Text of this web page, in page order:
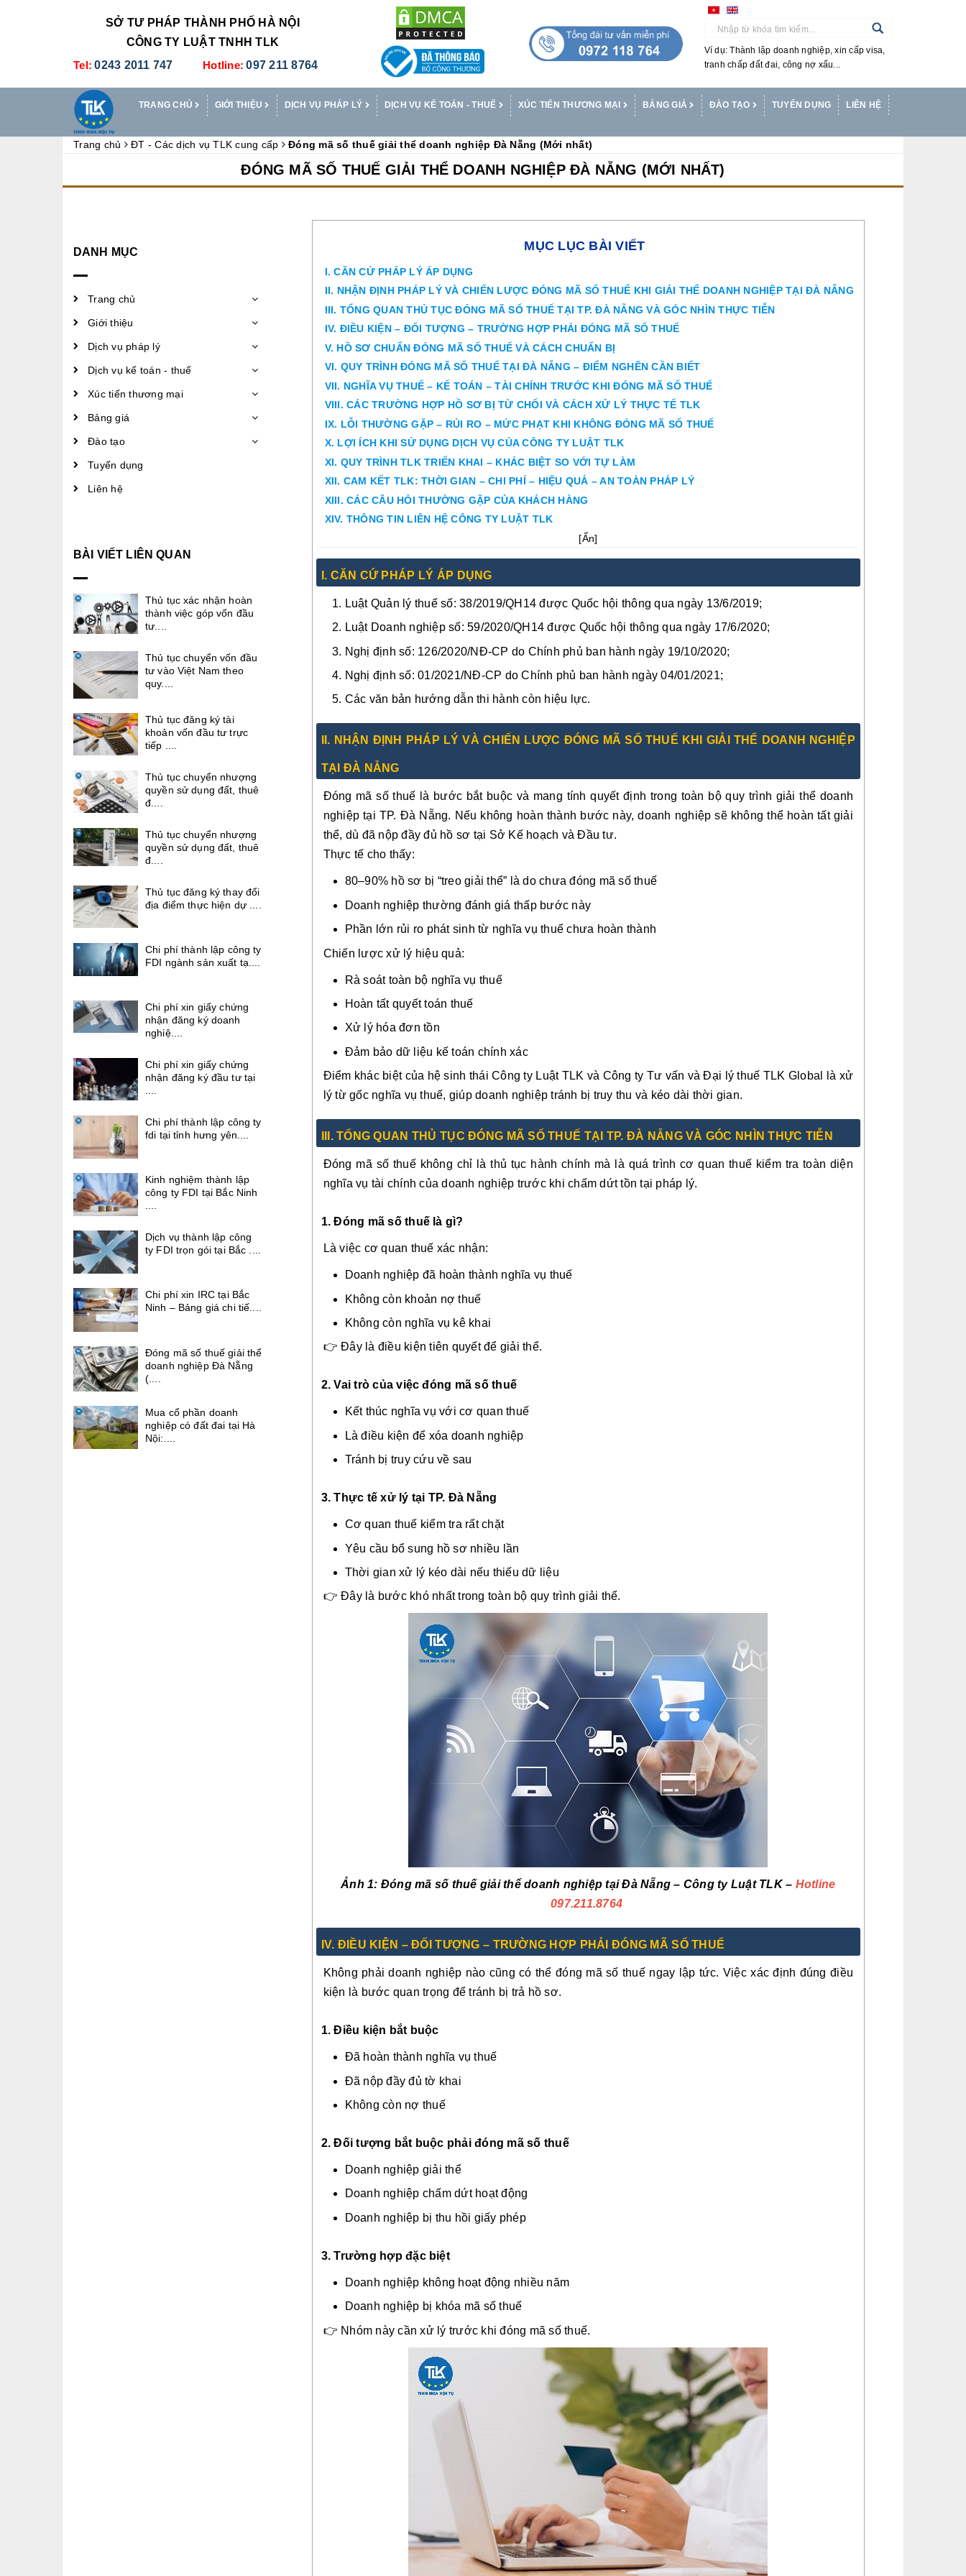
SỞ TƯ PHÁP THÀNH PHỐ HÀ NỘI
CÔNG TY LUẬT TNHH TLK
Tel: 0243 2011 747 Hotline: 097 211 8764
Ví dụ: Thành lập doanh nghiệp, xin cấp visa,
tranh chấp đất đai, công nợ xấu...
TRANG CHỦ GIỚI THIỆU DỊCH VỤ PHÁP LÝ DỊCH VỤ KẾ TOÁN - THUẾ XÚC TIẾN THƯƠNG MẠI BẢNG GIÁ ĐÀO TẠO TUYỂN DỤNG LIÊN HỆ
Trang chủ ĐT - Các dịch vụ TLK cung cấp Đóng mã số thuế giải thể doanh nghiệp Đà Nẵng (Mới nhất)
ĐÓNG MÃ SỐ THUẾ GIẢI THỂ DOANH NGHIỆP ĐÀ NẴNG (MỚI NHẤT)
MỤC LỤC BÀI VIẾT
I. CĂN CỨ PHÁP LÝ ÁP DỤNG
II. NHẬN ĐỊNH PHÁP LÝ VÀ CHIẾN LƯỢC ĐÓNG MÃ SỐ THUẾ KHI GIẢI THỂ DOANH NGHIỆP TẠI ĐÀ NẴNG
III. TỔNG QUAN THỦ TỤC ĐÓNG MÃ SỐ THUẾ TẠI TP. ĐÀ NẴNG VÀ GÓC NHÌN THỰC TIỄN
IV. ĐIỀU KIỆN – ĐỐI TƯỢNG – TRƯỜNG HỢP PHẢI ĐÓNG MÃ SỐ THUẾ
V. HỒ SƠ CHUẨN ĐÓNG MÃ SỐ THUẾ VÀ CÁCH CHUẨN BỊ
VI. QUY TRÌNH ĐÓNG MÃ SỐ THUẾ TẠI ĐÀ NẴNG – ĐIỂM NGHẼN CẦN BIẾT
VII. NGHĨA VỤ THUẾ – KẾ TOÁN – TÀI CHÍNH TRƯỚC KHI ĐÓNG MÃ SỐ THUẾ
VIII. CÁC TRƯỜNG HỢP HỒ SƠ BỊ TỪ CHỐI VÀ CÁCH XỬ LÝ THỰC TẾ TLK
IX. LỖI THƯỜNG GẶP – RỦI RO – MỨC PHẠT KHI KHÔNG ĐÓNG MÃ SỐ THUẾ
X. LỢI ÍCH KHI SỬ DỤNG DỊCH VỤ CỦA CÔNG TY LUẬT TLK
XI. QUY TRÌNH TLK TRIỂN KHAI – KHÁC BIỆT SO VỚI TỰ LÀM
XII. CAM KẾT TLK: THỜI GIAN – CHI PHÍ – HIỆU QUẢ – AN TOÀN PHÁP LÝ
XIII. CÁC CÂU HỎI THƯỜNG GẶP CỦA KHÁCH HÀNG
XIV. THÔNG TIN LIÊN HỆ CÔNG TY LUẬT TLK
[Ẩn]
I. CĂN CỨ PHÁP LÝ ÁP DỤNG
Luật Quản lý thuế số: 38/2019/QH14 được Quốc hội thông qua ngày 13/6/2019;
Luật Doanh nghiệp số: 59/2020/QH14 được Quốc hội thông qua ngày 17/6/2020;
Nghị định số: 126/2020/NĐ-CP do Chính phủ ban hành ngày 19/10/2020;
Nghị định số: 01/2021/NĐ-CP do Chính phủ ban hành ngày 04/01/2021;
Các văn bản hướng dẫn thi hành còn hiệu lực.
II. NHẬN ĐỊNH PHÁP LÝ VÀ CHIẾN LƯỢC ĐÓNG MÃ SỐ THUẾ KHI GIẢI THỂ DOANH NGHIỆP
TẠI ĐÀ NẴNG
Đóng mã số thuế là bước bắt buộc và mang tính quyết định trong toàn bộ quy trình giải thể doanh
nghiệp tại TP. Đà Nẵng. Nếu không hoàn thành bước này, doanh nghiệp sẽ không thể hoàn tất giải
thể, dù đã nộp đầy đủ hồ sơ tại Sở Kế hoạch và Đầu tư.
Thực tế cho thấy:
80–90% hồ sơ bị “treo giải thể” là do chưa đóng mã số thuế
Doanh nghiệp thường đánh giá thấp bước này
Phần lớn rủi ro phát sinh từ nghĩa vụ thuế chưa hoàn thành
Chiến lược xử lý hiệu quả:
Rà soát toàn bộ nghĩa vụ thuế
Hoàn tất quyết toán thuế
Xử lý hóa đơn tồn
Đảm bảo dữ liệu kế toán chính xác
Điểm khác biệt của hệ sinh thái Công ty Luật TLK và Công ty Tư vấn và Đại lý thuế TLK Global là xử
lý từ gốc nghĩa vụ thuế, giúp doanh nghiệp tránh bị truy thu và kéo dài thời gian.
III. TỔNG QUAN THỦ TỤC ĐÓNG MÃ SỐ THUẾ TẠI TP. ĐÀ NẴNG VÀ GÓC NHÌN THỰC TIỄN
Đóng mã số thuế không chỉ là thủ tục hành chính mà là quá trình cơ quan thuế kiểm tra toàn diện
nghĩa vụ tài chính của doanh nghiệp trước khi chấm dứt tồn tại pháp lý.
1. Đóng mã số thuế là gì?
Là việc cơ quan thuế xác nhận:
Doanh nghiệp đã hoàn thành nghĩa vụ thuế
Không còn khoản nợ thuế
Không còn nghĩa vụ kê khai
👉 Đây là điều kiện tiên quyết để giải thể.
2. Vai trò của việc đóng mã số thuế
Kết thúc nghĩa vụ với cơ quan thuế
Là điều kiện để xóa doanh nghiệp
Tránh bị truy cứu về sau
3. Thực tế xử lý tại TP. Đà Nẵng
Cơ quan thuế kiểm tra rất chặt
Yêu cầu bổ sung hồ sơ nhiều lần
Thời gian xử lý kéo dài nếu thiếu dữ liệu
👉 Đây là bước khó nhất trong toàn bộ quy trình giải thể.
Ảnh 1: Đóng mã số thuế giải thể doanh nghiệp tại Đà Nẵng – Công ty Luật TLK – Hotline
097.211.8764
IV. ĐIỀU KIỆN – ĐỐI TƯỢNG – TRƯỜNG HỢP PHẢI ĐÓNG MÃ SỐ THUẾ
Không phải doanh nghiệp nào cũng có thể đóng mã số thuế ngay lập tức. Việc xác định đúng điều
kiện là bước quan trọng để tránh bị trả hồ sơ.
1. Điều kiện bắt buộc
Đã hoàn thành nghĩa vụ thuế
Đã nộp đầy đủ tờ khai
Không còn nợ thuế
2. Đối tượng bắt buộc phải đóng mã số thuế
Doanh nghiệp giải thể
Doanh nghiệp chấm dứt hoạt động
Doanh nghiệp bị thu hồi giấy phép
3. Trường hợp đặc biệt
Doanh nghiệp không hoạt động nhiều năm
Doanh nghiệp bị khóa mã số thuế
👉 Nhóm này cần xử lý trước khi đóng mã số thuế.
DANH MỤC
Trang chủ
Giới thiệu
Dịch vụ pháp lý
Dịch vụ kế toán - thuế
Xúc tiến thương mại
Bảng giá
Đào tạo
Tuyển dụng
Liên hệ
BÀI VIẾT LIÊN QUAN
Thủ tục xác nhận hoàn
thành việc góp vốn đầu
tư....
Thủ tục chuyển vốn đầu
tư vào Việt Nam theo
quy....
Thủ tục đăng ký tài
khoản vốn đầu tư trực
tiếp ....
Thủ tục chuyển nhượng
quyền sử dụng đất, thuê
đ....
Thủ tục chuyển nhượng
quyền sử dụng đất, thuê
đ....
Thủ tục đăng ký thay đổi
địa điểm thực hiện dự ....
Chi phí thành lập công ty
FDI ngành sản xuất tạ....
Chi phí xin giấy chứng
nhận đăng ký doanh
nghiệ....
Chi phí xin giấy chứng
nhận đăng ký đầu tư tại
Chi phí thành lập công ty
fdi tại tỉnh hưng yên....
Kinh nghiệm thành lập
công ty FDI tại Bắc Ninh
Dịch vụ thành lập công
ty FDI trọn gói tại Bắc ....
Chi phí xin IRC tại Bắc
Ninh – Bảng giá chi tiế....
Đóng mã số thuế giải thể
doanh nghiệp Đà Nẵng
(....
Mua cổ phần doanh
nghiệp có đất đai tại Hà
Nội:....